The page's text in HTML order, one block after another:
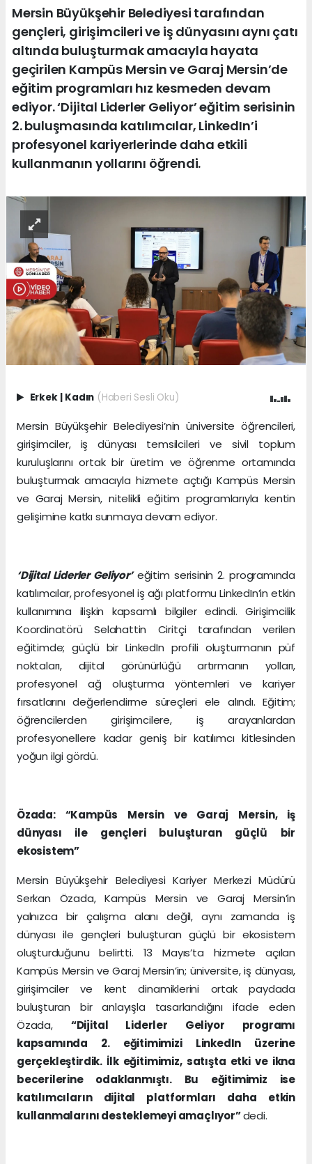
Mersin Büyükşehir Belediyesi tarafından
gençleri, girişimcileri ve iş dünyasını aynı çatı
altında buluşturmak amacıyla hayata
geçirilen Kampüs Mersin ve Garaj Mersin’de
eğitim programları hız kesmeden devam
ediyor. ‘Dijital Liderler Geliyor’ eğitim serisinin
2. buluşmasında katılımcılar, LinkedIn’i
profesyonel kariyerlerinde daha etkili
kullanmanın yollarını öğrendi.
Erkek | Kadın (Haberi Sesli Oku)
Mersin Büyükşehir Belediyesi’nin üniversite öğrencileri,
girişimciler, iş dünyası temsilcileri ve sivil toplum
kuruluşlarını ortak bir üretim ve öğrenme ortamında
buluşturmak amacıyla hizmete açtığı Kampüs Mersin
ve Garaj Mersin, nitelikli eğitim programlarıyla kentin
gelişimine katkı sunmaya devam ediyor.
‘Dijital Liderler Geliyor’eğitim serisinin 2. programında
katılımcılar, profesyonel iş ağı platformu LinkedIn’in etkin
kullanımına ilişkin kapsamlı bilgiler edindi. Girişimcilik
Koordinatörü Selahattin Ciritçi tarafından verilen
eğitimde; güçlü bir LinkedIn profili oluşturmanın püf
noktaları, dijital görünürlüğü artırmanın yolları,
profesyonel ağ oluşturma yöntemleri ve kariyer
fırsatlarını değerlendirme süreçleri ele alındı. Eğitim;
öğrencilerden girişimcilere, iş arayanlardan
profesyonellere kadar geniş bir katılımcı kitlesinden
yoğun ilgi gördü.
Özada: “Kampüs Mersin ve Garaj Mersin, iş
dünyası ile gençleri buluşturan güçlü bir
ekosistem”
Mersin Büyükşehir Belediyesi Kariyer Merkezi Müdürü
Serkan Özada, Kampüs Mersin ve Garaj Mersin’in
yalnızca bir çalışma alanı değil, aynı zamanda iş
dünyası ile gençleri buluşturan güçlü bir ekosistem
oluşturduğunu belirtti. 13 Mayıs’ta hizmete açılan
Kampüs Mersin ve Garaj Mersin’in; üniversite, iş dünyası,
girişimciler ve kent dinamiklerini ortak paydada
buluşturan bir anlayışla tasarlandığını ifade eden
Özada, “Dijital Liderler Geliyor programı
kapsamında 2. eğitimimizi LinkedIn üzerine
gerçekleştirdik. İlk eğitimimiz, satışta etki ve ikna
becerilerine odaklanmıştı. Bu eğitimimiz ise
katılımcıların dijital platformları daha etkin
kullanmalarını desteklemeyi amaçlıyor”dedi.